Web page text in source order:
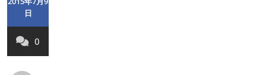
日
0